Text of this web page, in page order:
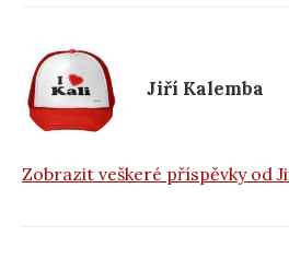
o
k Jiří Kalemba
Zobrazit veškeré příspěvky od